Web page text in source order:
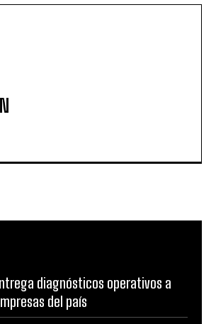
diagnósticos operativos a
del país